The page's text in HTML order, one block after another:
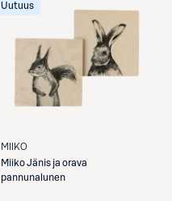
Uutuus
MIIKO
MiikoJänis ja orava
pannunalunen